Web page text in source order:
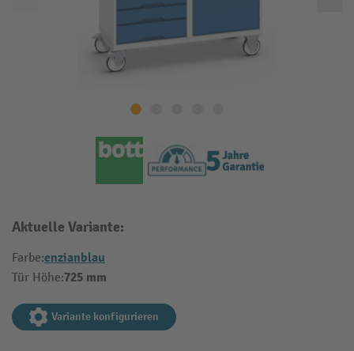
Aktuelle Variante:
Farbe:enzianblau
Tür Höhe:725 mm
Variante konfigurieren